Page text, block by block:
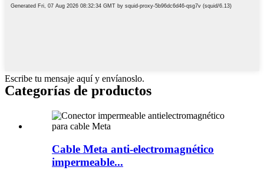
Escribe tu mensaje aquí y envíanoslo.
Categorías de productos
Cable Meta anti-electromagnético
impermeable...